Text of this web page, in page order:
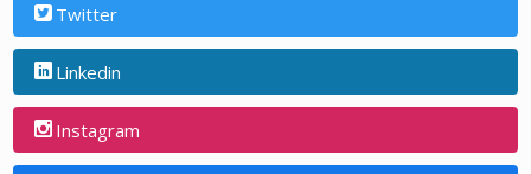
Twitter
Linkedin
Instagram